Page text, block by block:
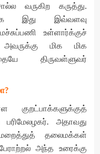
வருகிற கருத்து.
இது இவ்வளவு
உள்ளார்க்குச்
மிக மிக
திருவள்ளுவர்
குறட்பாக்களுக்குத்
பரிமேலழகர். அதாவது
மறைத்துத் தலைமக்கள்
அந்த உரைக்கு